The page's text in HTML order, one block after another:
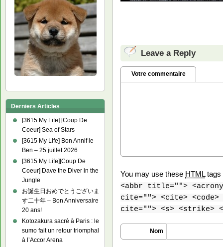
Leave a Reply
Votre commentaire
You may use these HTMLtags
<abbr title="">
cite=""> <cite> <code>
cite=""> <s> <strike>
Nom
Derniers Articles
[3615 My Life] [Coup De
Coeur] Sea of Stars
[3615 My Life] Bon Annif le
Ben – 25 juillet 2026
[3615 My Life][Coup De
Coeur] Dave the Diver in the
Jungle
お誕生日おめでとうございま
す二十年 – Bon Anniversaire
20 ans!
Kotozakura sacré à Paris : le
sumo fait un retour triomphal
à l’Accor Arena